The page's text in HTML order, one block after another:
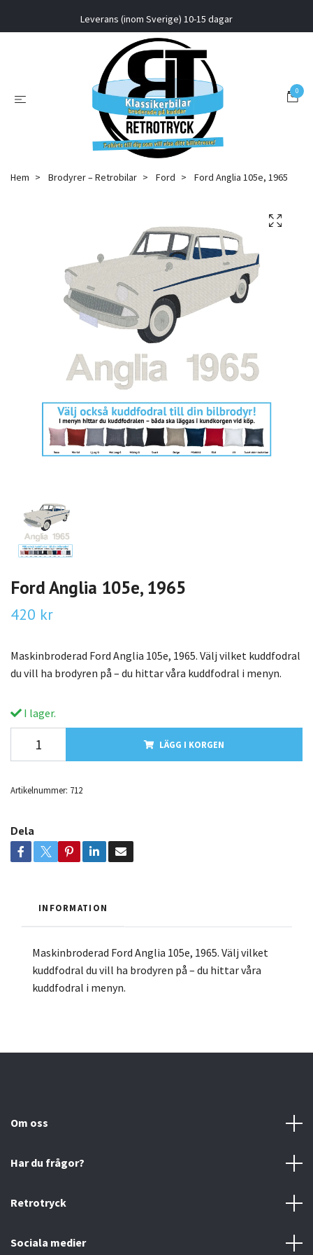
Leverans (inom Sverige) 10-15 dagar
0
Hem Brodyrer – Retrobilar Ford Ford Anglia 105e, 1965
Ford Anglia 105e, 1965
420 kr
Maskinbroderad Ford Anglia 105e, 1965. Välj vilket kuddfodral
du vill ha brodyren på – du hittar våra kuddfodral i menyn.
I lager.
LÄGG I KORGEN
Artikelnummer: 712
Dela
INFORMATION
Maskinbroderad Ford Anglia 105e, 1965. Välj vilket
kuddfodral du vill ha brodyren på – du hittar våra
kuddfodral i menyn.
Om oss
Har du frågor?
Retrotryck
Sociala medier